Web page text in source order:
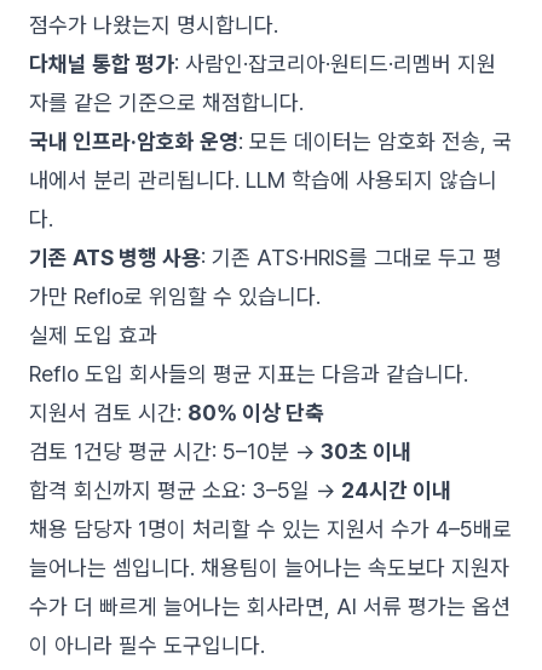
점수가 나왔는지 명시합니다.
다채널 통합 평가: 사람인·잡코리아·원티드·리멤버 지원
자를 같은 기준으로 채점합니다.
국내 인프라·암호화 운영: 모든 데이터는 암호화 전송, 국
내에서 분리 관리됩니다. LLM 학습에 사용되지 않습니
다.
기존 ATS 병행 사용: 기존 ATS·HRIS를 그대로 두고 평
가만 Reflo로 위임할 수 있습니다.
실제 도입 효과
Reflo 도입 회사들의 평균 지표는 다음과 같습니다.
지원서 검토 시간: 80% 이상 단축
검토 1건당 평균 시간: 5–10분 → 30초 이내
합격 회신까지 평균 소요: 3–5일 → 24시간 이내
채용 담당자 1명이 처리할 수 있는 지원서 수가 4–5배로
늘어나는 셈입니다. 채용팀이 늘어나는 속도보다 지원자
수가 더 빠르게 늘어나는 회사라면, AI 서류 평가는 옵션
이 아니라 필수 도구입니다.